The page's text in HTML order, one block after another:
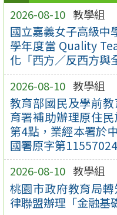
2026-08-10 教學組
國立嘉義女子高級中
學年度當 Quality
化「西方／反西方與
2026-08-10 教學組
教育部國民及學前
育署補助辦理原住民
第4點，業經本署於
國署原字第
2026-08-10 教學組
桃園市政府教育局
律聯盟辦理「金融基